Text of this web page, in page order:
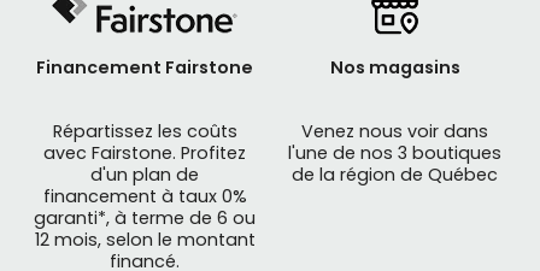
Quels sont les outils de mécano de vélo ?
clé dynamométrique
clé hexagonale
clé à rayons
clé à écrous
Financement Fairstone
Répartissez les coûts
avec Fairstone. Profitez
d'un plan de
financement à taux 0%
garanti*, à terme de 6 ou
12 mois, selon le montant
financé.
Nos magasins
Venez nous voir dans
l'une de nos 3 boutiques
de la région de Québec